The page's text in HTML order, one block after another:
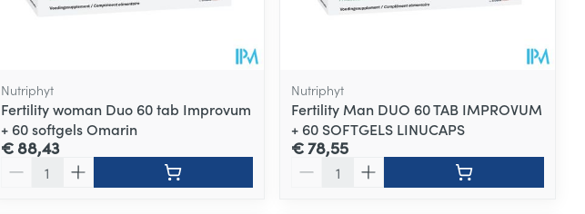
Nutriphyt
Fertility woman Duo 60 tab Improvum
+ 60 softgels Omarin
€ 88,43
Nutriphyt
Fertility Man DUO 60 TAB IMPROVUM
+ 60 SOFTGELS LINUCAPS
€ 78,55